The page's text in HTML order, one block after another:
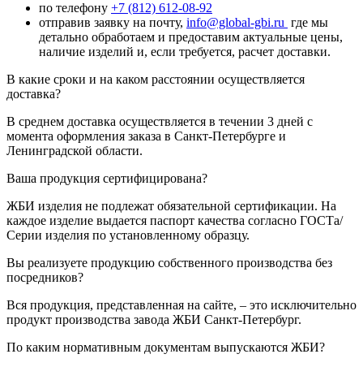
по телефону +7 (812) 612-08-92
отправив заявку на почту, info@global-gbi.ru где мы
детально обработаем и предоставим актуальные цены,
наличие изделий и, если требуется, расчет доставки.
В какие сроки и на каком расстоянии осуществляется
доставка?
В среднем доставка осуществляется в течении 3 дней с
момента оформления заказа в Санкт-Петербурге и
Ленинградской области.
Ваша продукция сертифицирована?
ЖБИ изделия не подлежат обязательной сертификации. На
каждое изделие выдается паспорт качества согласно ГОСТа/
Серии изделия по установленному образцу.
Вы реализуете продукцию собственного производства без
посредников?
Вся продукция, представленная на сайте, – это исключительно
продукт производства завода ЖБИ Санкт-Петербург.
По каким нормативным документам выпускаются ЖБИ?